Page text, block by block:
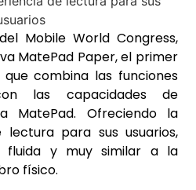
Mobile World Congress,
MatePad Paper, el primer
que combina las funciones
las capacidades de
MatePad. Ofreciendo la
lectura para sus usuarios,
fluida y muy similar a la
físico.